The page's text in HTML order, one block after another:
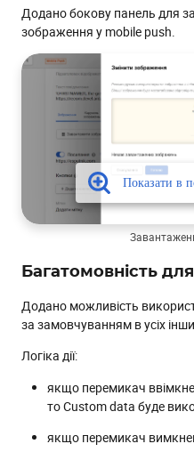
Додано бокову панель для
зображення у mobile push.
Багатомовність
Додано можливість
за замовчуванням в усіх
Логіка дії:
якщо перемикач
то Custom data буде
якщо перемикач